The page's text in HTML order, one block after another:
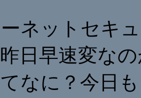
ネットセキ
日早速変な
なに？今日